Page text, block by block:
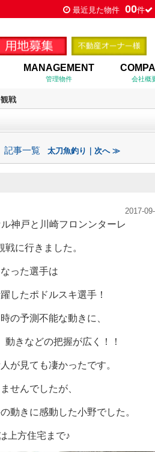
最近見た物件 00件
MANAGEMENT
管理物件 会社概
戦
記事一覧 太刀魚釣り｜次へ ≫
2017-
神戸と川崎フロンンターレ
戦に行きました。
った選手は
したポドルスキ選手！
の予測不能な動きに、
動きなどの把握が広く！！
が見ても凄かったです。
せんでしたが、
動きに感動した小野でした。
上方住宅まで♪